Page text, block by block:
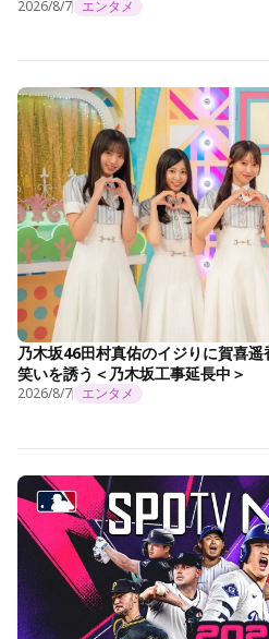
2026/8/7 エンタメ
乃木坂46田村真佑のイジりに賀喜
笑いを誘う＜乃木坂工事延長中＞
2026/8/7 エンタメ